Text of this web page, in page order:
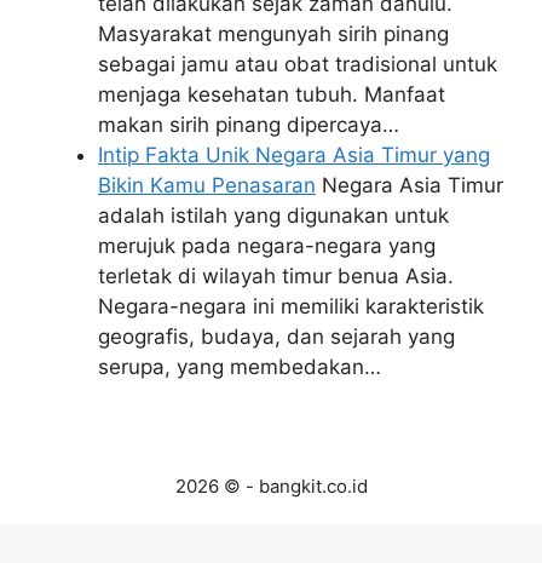
Masyarakat mengunyah sirih pinang
sebagai jamu atau obat tradisional untuk
menjaga kesehatan tubuh. Manfaat
makan sirih pinang dipercaya…
Intip Fakta Unik Negara Asia Timur yang
Bikin Kamu Penasaran Negara Asia Timur
adalah istilah yang digunakan untuk
merujuk pada negara-negara yang
terletak di wilayah timur benua Asia.
Negara-negara ini memiliki karakteristik
geografis, budaya, dan sejarah yang
serupa, yang membedakan…
2026 © - bangkit.co.id